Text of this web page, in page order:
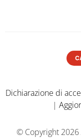
Dichiarazione di
|
© Copyright 2026